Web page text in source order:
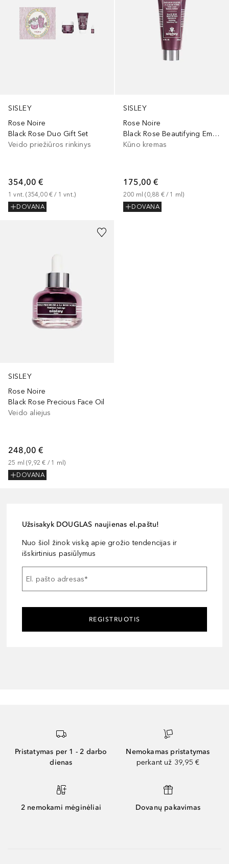
SISLEY
Rose Noire
Black Rose Duo Gift Set
Veido priežiūros rinkinys
354,00 €
1 vnt. (354,00 € / 1 vnt.)
DOVANA
SISLEY
Rose Noire
Black Rose Beautifying Emulsion
Kūno kremas
175,00 €
200 ml (0,88 € / 1 ml)
DOVANA
SISLEY
Rose Noire
Black Rose Precious Face Oil
Veido aliejus
248,00 €
25 ml (9,92 € / 1 ml)
DOVANA
Užsisakyk DOUGLAS naujienas el.paštu!
Nuo šiol žinok viską apie grožio tendencijas ir
išskirtinius pasiūlymus
El. pašto adresas*
REGISTRUOTIS
Pristatymas per 1 - 2 darbo
dienas
Nemokamas pristatymas
perkant už 39,95 €
2 nemokami mėginėliai Dovanų pakavimas